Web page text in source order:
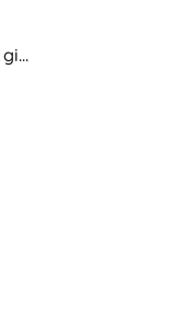
#quanaotreem
#Labubu